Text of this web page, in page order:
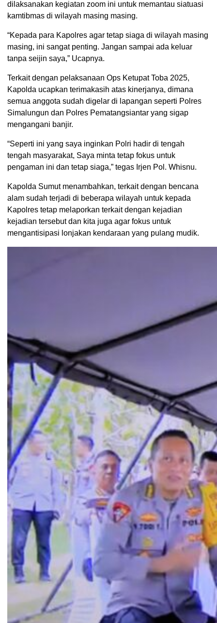
dilaksanakan kegiatan zoom ini untuk memantau siatuasi
kamtibmas di wilayah masing masing.
“Kepada para Kapolres agar tetap siaga di wilayah masing
masing, ini sangat penting. Jangan sampai ada keluar
tanpa seijin saya,” Ucapnya.
Terkait dengan pelaksanaan Ops Ketupat Toba 2025,
Kapolda ucapkan terimakasih atas kinerjanya, dimana
semua anggota sudah digelar di lapangan seperti Polres
Simalungun dan Polres Pematangsiantar yang sigap
mengangani banjir.
“Seperti ini yang saya inginkan Polri hadir di tengah
tengah masyarakat, Saya minta tetap fokus untuk
pengaman ini dan tetap siaga,” tegas Irjen Pol. Whisnu.
Kapolda Sumut menambahkan, terkait dengan bencana
alam sudah terjadi di beberapa wilayah untuk kepada
Kapolres tetap melaporkan terkait dengan kejadian
kejadian tersebut dan kita juga agar fokus untuk
mengantisipasi lonjakan kendaraan yang pulang mudik.